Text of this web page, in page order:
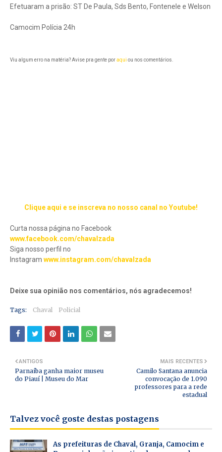
Efetuaram a prisão: ST De Paula, Sds Bento, Fontenele e Welson
Camocim Polícia 24h
Viu algum erro na matéria? Avise pra gente poraqui ou nos comentários.
Clique aqui e se inscreva no nosso canal no Youtube!
Curta nossa página no Facebook
www.facebook.com/chavalzada
Siga nosso perfil no
Instagram www.instagram.com/chavalzada
Deixe sua opinião nos comentários, nós agradecemos!
Tags: Chaval Policial
MAIS RECENTES
Camilo Santana anuncia
convocação de 1.090
professores para a rede
estadual
ANTIGOS
Parnaíba ganha maior museu
do Piauí | Museu do Mar
Talvez você goste destas postagens
As prefeituras de Chaval, Granja, Camocim e